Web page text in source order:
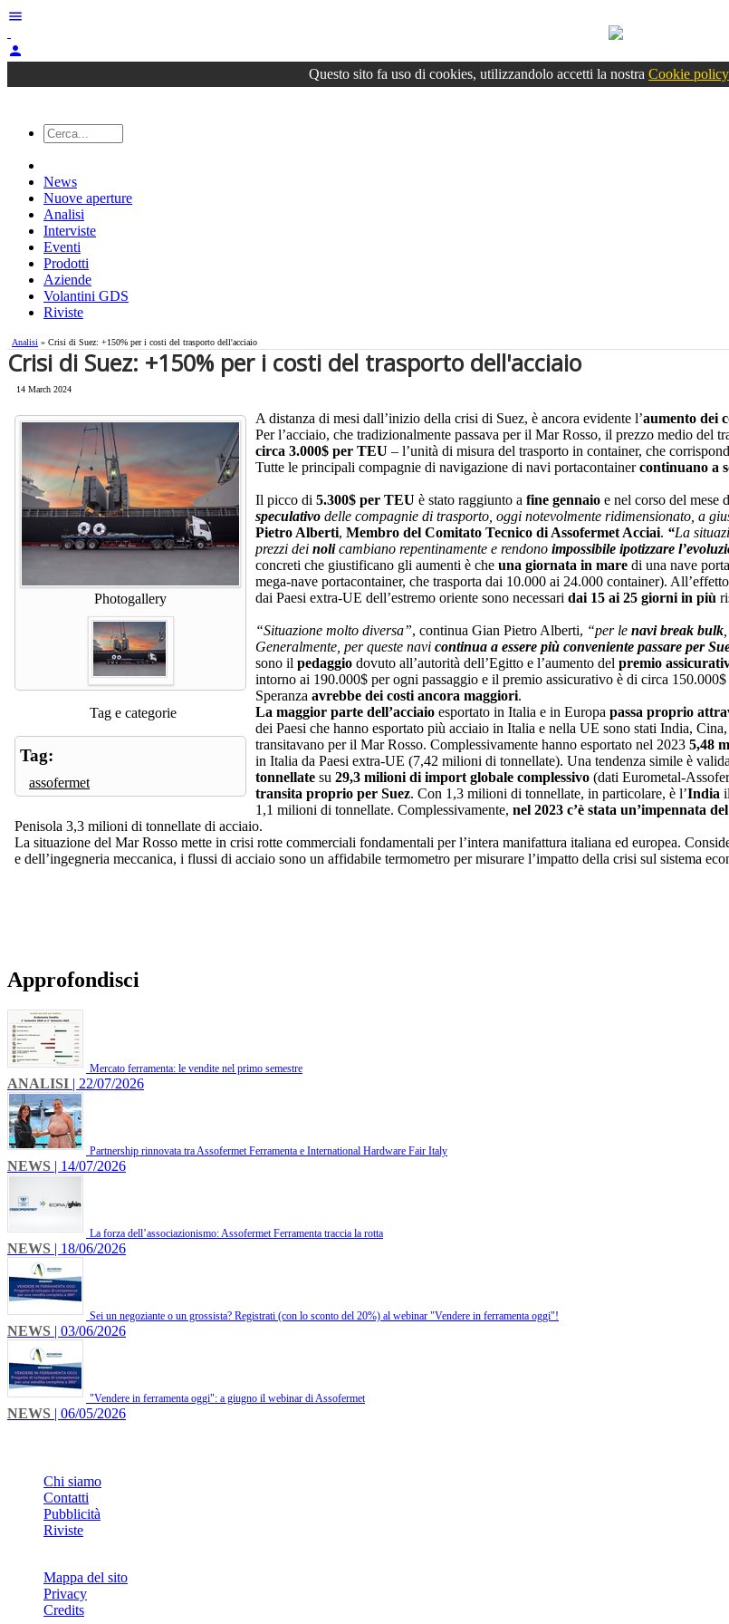
menu
person
Questo sito fa uso di cookies, utilizzandolo accetti la nostra Cookie policy
News
Nuove aperture
Analisi
Interviste
Eventi
Prodotti
Aziende
Volantini GDS
Riviste
Analisi » Crisi di Suez: +150% per i costi del trasporto dell'acciaio
Crisi di Suez: +150% per i costi del trasporto dell'acciaio
14 March 2024
Photogallery
Tag e categorie
Tag:
assofermet
A distanza di mesi dall’inizio della crisi di Suez, è ancora evidente l’aumento dei
Per l’acciaio, che tradizionalmente passava per il Mar Rosso, il prezzo medio del
circa 3.000$ per TEU – l’unità di misura del trasporto in container, che
Tutte le principali compagnie di navigazione di navi portacontainercontinuano a
Il picco di 5.300$ per TEU è stato raggiunto a fine gennaio e nel corso del mese
speculativo delle compagnie di trasporto, oggi notevolmente ridimensionato, a
Pietro Alberti, Membro del Comitato Tecnico di Assofermet Acciai. “La
prezzi dei nolicambiano repentinamente e rendono impossibile ipotizzare
concreti che giustificano gli aumenti è che una giornata in mare di una nave
mega-nave portacontainer, che trasporta dai 10.000 ai 24.000 container).
dai Paesi extra-UE dell’estremo oriente sono necessari dai 15 ai 25 giorni in più
“Situazione molto diversa”, continua Gian Pietro Alberti, “per le navi break bulk
Generalmente, per queste navi continua a essere più conveniente passare per
sono il pedaggio dovuto all’autorità dell’Egitto e l’aumento del premio
intorno ai 190.000$ per ogni passaggio e il premio assicurativo è di circa
Speranza avrebbe dei costi ancora maggiori.
La maggior parte dell’acciaio esportato in Italia e in Europa passa proprio
dei Paesi che hanno esportato più acciaio in Italia e nella UE sono stati India,
transitavano per il Mar Rosso. Complessivamente hanno esportato nel 2023 5,48
in Italia da Paesi extra-UE (7,42 milioni di tonnellate). Una tendenza simile è
tonnellate su 29,3 milioni di import globale complessivo (dati Eurometal-
transita proprio per Suez. Con 1,3 milioni di tonnellate, in particolare, è l’India
1,1 milioni di tonnellate. Complessivamente, nel 2023 c’è stata un’impennata
Penisola 3,3 milioni di tonnellate di acciaio.
La situazione del Mar Rosso mette in crisi rotte commerciali fondamentali per l’intera manifattura italiana ed europea.
e dell’ingegneria meccanica, i flussi di acciaio sono un affidabile termometro per misurare l’impatto della crisi sul sistema
Approfondisci
Mercato ferramenta: le vendite nel primo semestre
ANALISI | 22/07/2026
Partnership rinnovata tra Assofermet Ferramenta e International Hardware Fair Italy
NEWS | 14/07/2026
La forza dell’associazionismo: Assofermet Ferramenta traccia la rotta
NEWS | 18/06/2026
Sei un negoziante o un grossista? Registrati (con lo sconto del 20%) al webinar "Vendere in ferramenta oggi"!
NEWS | 03/06/2026
"Vendere in ferramenta oggi": a giugno il webinar di Assofermet
NEWS | 06/05/2026
Chi siamo
Contatti
Pubblicità
Riviste
Mappa del sito
Privacy
Credits